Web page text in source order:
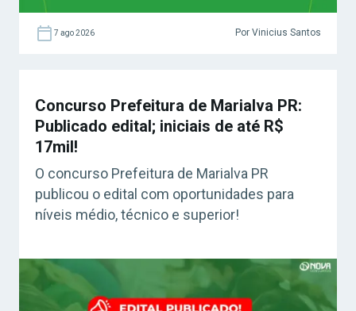
7 ago 2026 Por Vinicius Santos
Concurso Prefeitura de Marialva PR:
Publicado edital; iniciais de até R$
17mil!
O concurso Prefeitura de Marialva PR
publicou o edital com oportunidades para
níveis médio, técnico e superior!